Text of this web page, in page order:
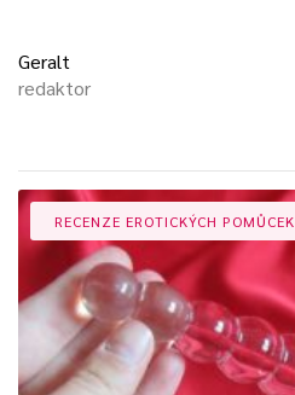
Geralt
redaktor
RECENZE EROTICKÝCH POMŮCEK